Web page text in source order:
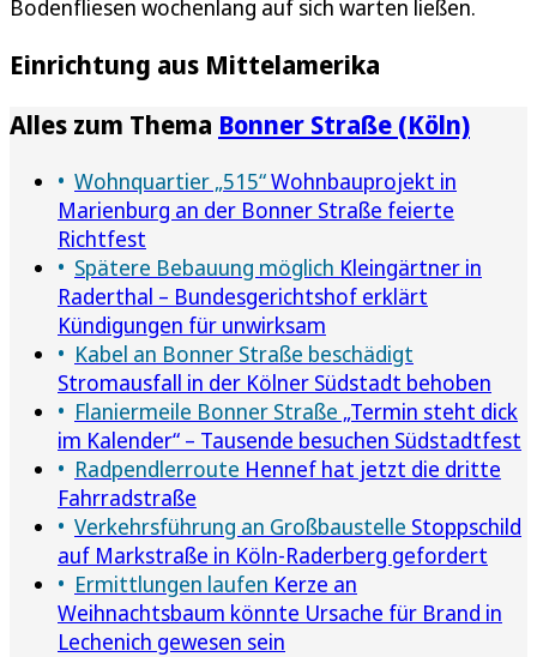
Bodenfliesen wochenlang auf sich warten ließen.
Einrichtung aus Mittelamerika
Alles zum Thema Bonner Straße (Köln)
Wohnquartier „515“Wohnbauprojekt in
Marienburg an der Bonner Straße feierte
Richtfest
Spätere Bebauung möglich Kleingärtner in
Raderthal – Bundesgerichtshof erklärt
Kündigungen für unwirksam
Kabel an Bonner Straße beschädigt
Stromausfall in der Kölner Südstadt behoben
Flaniermeile Bonner Straße „Termin steht dick
im Kalender“ – Tausende besuchen Südstadtfest
Radpendlerroute Hennef hat jetzt die dritte
Fahrradstraße
Verkehrsführung an Großbaustelle Stoppschild
auf Markstraße in Köln-Raderberg gefordert
Ermittlungen laufen Kerze an
Weihnachtsbaum könnte Ursache für Brand in
Lechenich gewesen sein